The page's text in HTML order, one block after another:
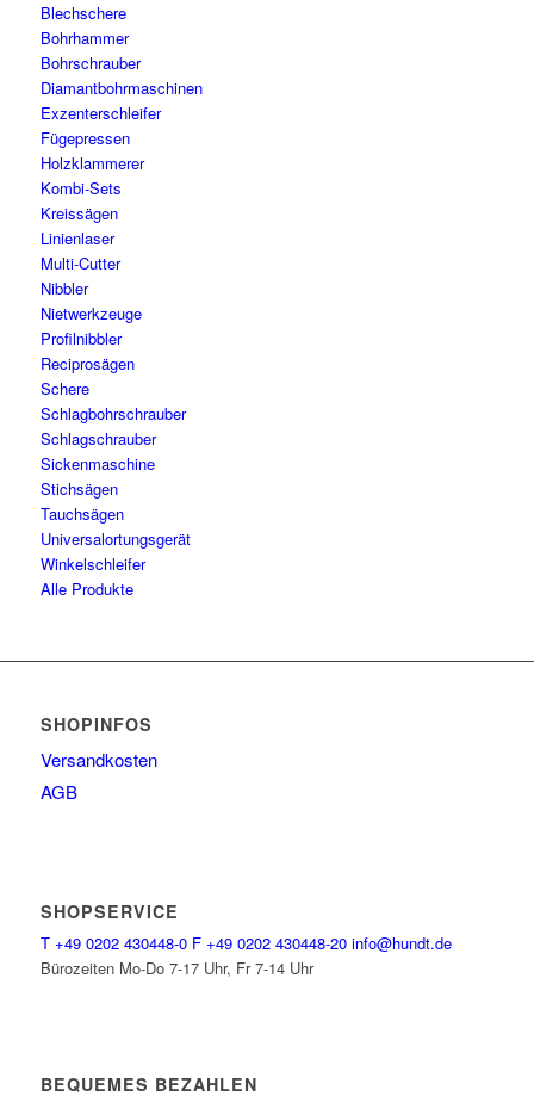
Blechschere
Bohrhammer
Bohrschrauber
Diamantbohrmaschinen
Exzenterschleifer
Fügepressen
Holzklammerer
Kombi-Sets
Kreissägen
Linienlaser
Multi-Cutter
Nibbler
Nietwerkzeuge
Profilnibbler
Reciprosägen
Schere
Schlagbohrschrauber
Schlagschrauber
Sickenmaschine
Stichsägen
Tauchsägen
Universalortungsgerät
Winkelschleifer
Alle Produkte
SHOPINFOS
Versandkosten
AGB
SHOPSERVICE
T +49 0202 430448-0 F +49 0202 430448-20 info@hundt.de
Bürozeiten Mo-Do 7-17 Uhr, Fr 7-14 Uhr
BEQUEMES BEZAHLEN